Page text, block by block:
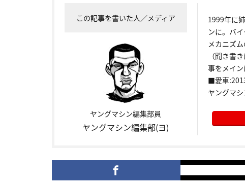
この記事を書いた人／メディア
ヤングマシン編集部員
ヤングマシン編集部(ヨ)
1999年に
ンに。バ
メカニズ
（聞き書
事をメイ
■愛車
ヤングマシ